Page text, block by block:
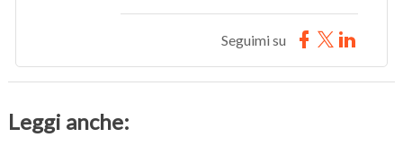
Seguimi su
Leggi anche: